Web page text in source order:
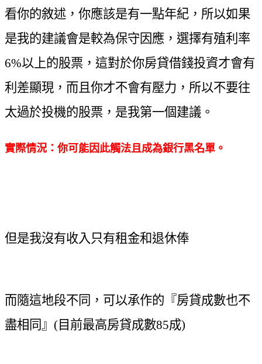
看你的敘述，你應該是有一點年紀，所以如果
是我的建議會是較為保守因應，選擇有殖利率
6%以上的股票，這對於你房貸借錢投資才會有
利差顯現，而且你才不會有壓力，所以不要往
太過於投機的股票，是我第一個建議。
實際情況：你可能因此觸法且成為銀行黑名單。
但是我沒有收入只有租金和退休俸
而隨這地段不同，可以承作的『房貸成數也不
盡相同』(目前最高房貸成數85成)